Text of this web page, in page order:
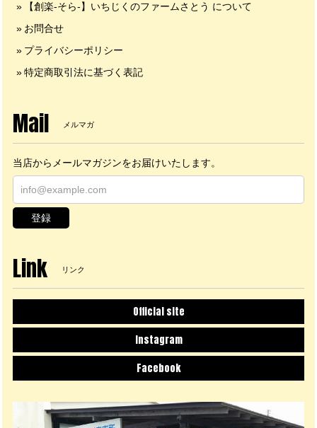
【創楽-そら-】いちじくのファームさとう について
お問合せ
プライバシーポリシー
特定商取引法に基づく表記
Mail メルマガ
当店からメールマガジンをお届けいたします。
登録
Link リンク
Official site
Instagram
Facebook